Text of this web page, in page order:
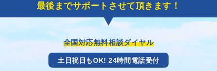
その内容を屋根コネクトが確認できた日時から翌月末
までには送付手配させていただきます。
※キャッシュバックの金額は契約金額によって異なり
ます。
最後までサポートさせて頂きます！
全国対応無料相談ダイヤル
土日祝日もOK! 24時間電話受付